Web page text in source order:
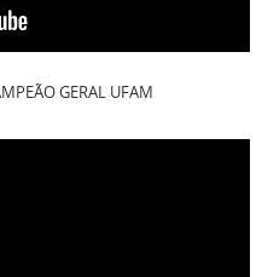
GERAL UFAM